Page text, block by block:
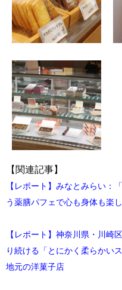
【関連記事】
【レポート】みなとみらい：
う薬膳パフェで心も身体も楽
【レポート】神奈川県・川崎
り続ける「とにかく柔らかい
地元の洋菓子店